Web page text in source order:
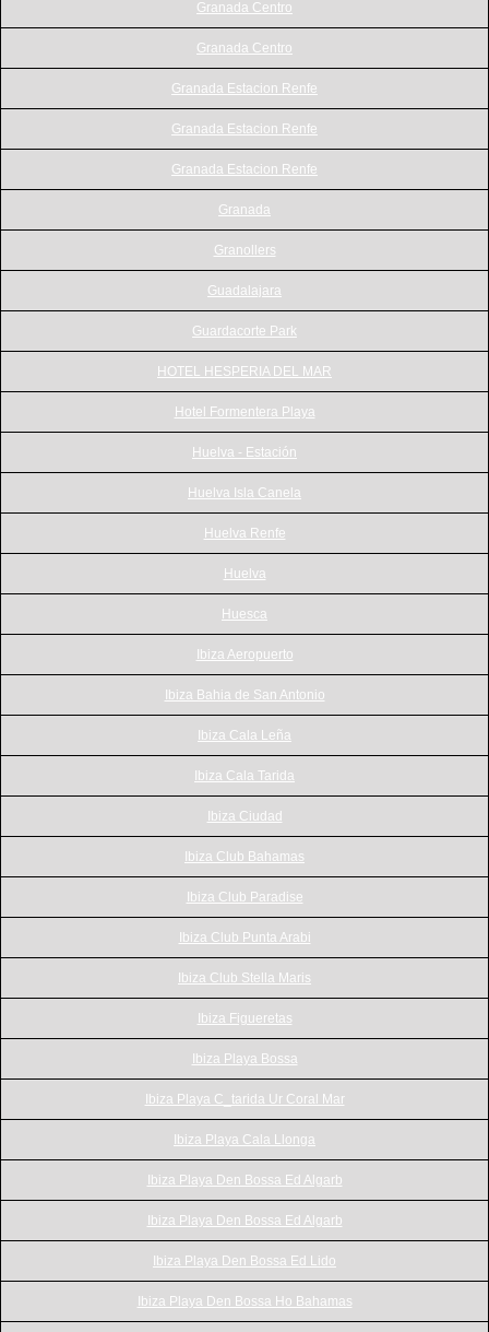
Granada Centro
Granada Centro
Granada Estacion Renfe
Granada Estacion Renfe
Granada Estacion Renfe
Granada
Granollers
Guadalajara
Guardacorte Park
HOTEL HESPERIA DEL MAR
Hotel Formentera Playa
Huelva - Estación
Huelva Isla Canela
Huelva Renfe
Huelva
Huesca
Ibiza Aeropuerto
Ibiza Bahia de San Antonio
Ibiza Cala Leña
Ibiza Cala Tarida
Ibiza Ciudad
Ibiza Club Bahamas
Ibiza Club Paradise
Ibiza Club Punta Arabi
Ibiza Club Stella Maris
Ibiza Figueretas
Ibiza Playa Bossa
Ibiza Playa C_tarida Ur Coral Mar
Ibiza Playa Cala Llonga
Ibiza Playa Den Bossa Ed Algarb
Ibiza Playa Den Bossa Ed Algarb
Ibiza Playa Den Bossa Ed Lido
Ibiza Playa Den Bossa Ho Bahamas